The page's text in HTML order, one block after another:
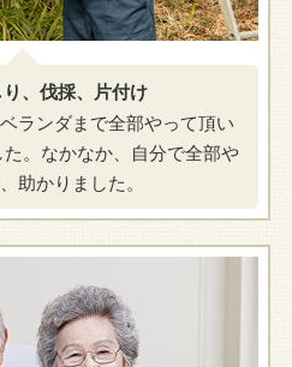
、伐採、片付け
ランダまで全部やって頂い
。なかなか、自分で全部や
助かりました。